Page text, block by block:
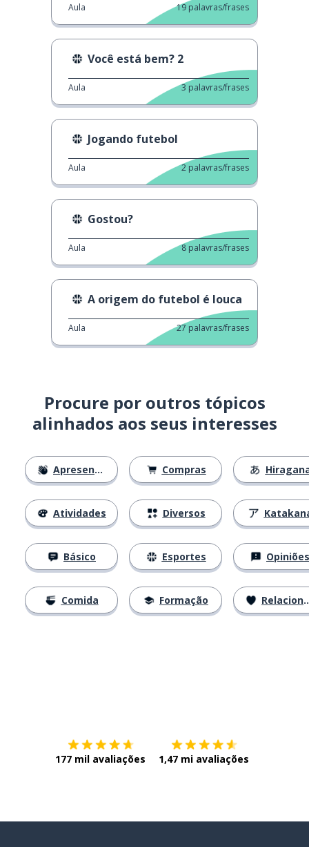
Aula 19 palavras/frases
Você está bem? 2
Aula 3 palavras/frases
Jogando futebol
Aula 2 palavras/frases
Gostou?
Aula 8 palavras/frases
A origem do futebol é louca
Aula 27 palavras/frases
Procure por outros tópicos
alinhados aos seus interesses
Apresentações
Atividades
Básico
Comida
Compras
Diversos
Esportes
Formação
Opiniões
Relacionamentos
177 mil avaliações 1,47 mi avaliações